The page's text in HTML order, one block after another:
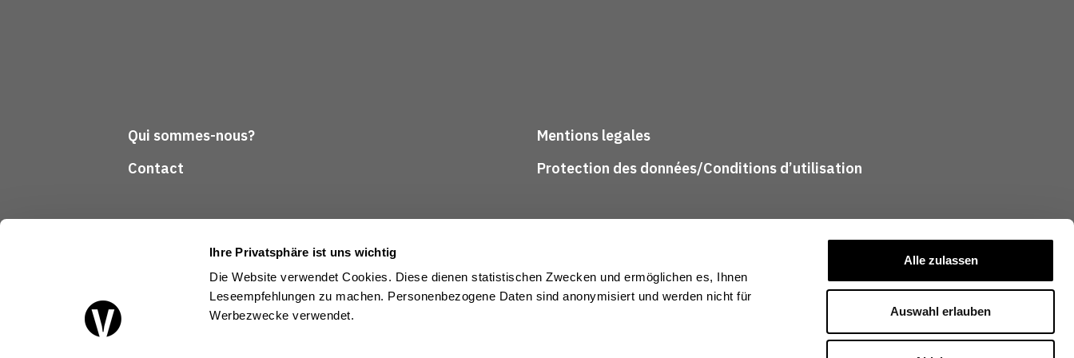
Ihre Privatsphäre ist uns wichtig
Die Website verwendet Cookies. Diese dienen statistischen Zwecken und ermöglichen es, Ihnen
Leseempfehlungen zu machen. Personenbezogene Daten sind anonymisiert und werden nicht für
Werbezwecke verwendet.
Alle zulassen
Auswahl erlauben
Qui sommes-nous?
Contact
Mentions legales
Protection des données/Conditions d’utilisation